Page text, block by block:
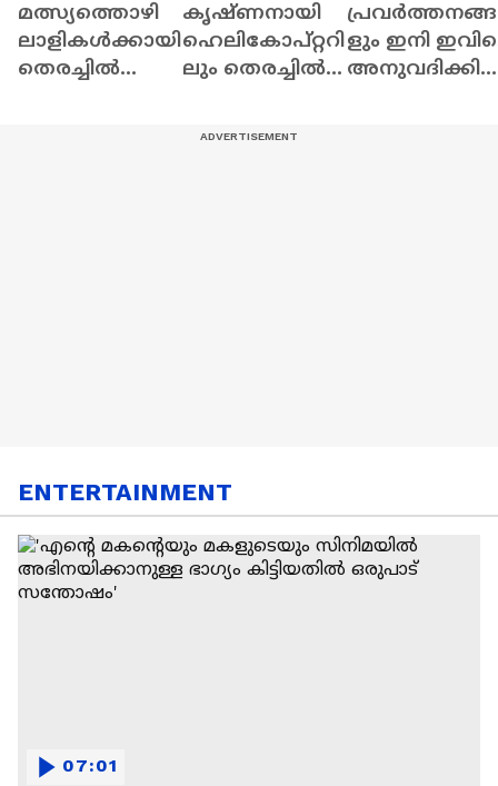
മത്സ്യത്തൊഴി
ലാളികൾക്കായി
തെരച്ചിൽ
കൃഷ്ണനായി
ഹെലികോപ്റ്ററി
ലും തെരച്ചിൽ;‍‍‍
പ്രവര്‍ത്തനങ്ങ
ളും ഇനി
ENTERTAINMENT
07:01